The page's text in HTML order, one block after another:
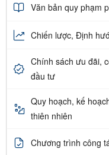
Văn bản quy phạm
Chiến lược, Định
Chính sách ưu đãi,
đầu tư
Quy hoạch, kế
thiên nhiên
Chương trình công